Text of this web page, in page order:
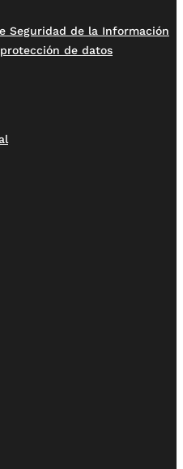
Seguridad de la Información
de datos